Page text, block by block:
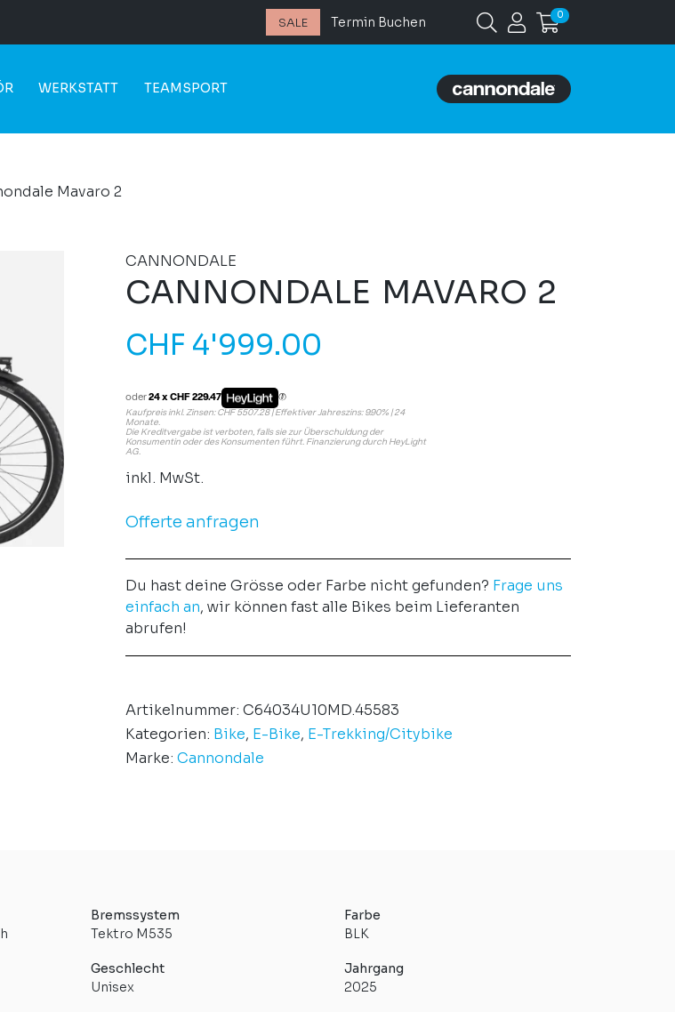
SALE Termin Buchen 0
WERKSTATT TEAMSPORT
Mavaro 2
CANNONDALE
CANNONDALE MAVARO 2
CHF 4'999.00
oder24 x CHF 229.47
Kaufpreis inkl. Zinsen: CHF 5507.28 | Effektiver Jahreszins: 9.90% | 24
Monate.
Die Kreditvergabe ist verboten, falls sie zur Überschuldung der
Konsumentin oder des Konsumenten führt. Finanzierung durch HeyLight
AG.
inkl. MwSt.
Offerte anfragen
Du hast deine Grösse oder Farbe nicht gefunden? Frage uns
einfach an, wir können fast alle Bikes beim Lieferanten
abrufen!
Artikelnummer: C64034U10MD.45583
Kategorien: Bike, E-Bike, E-Trekking/Citybike
Marke: Cannondale
Bremssystem
Tektro M535
Farbe
BLK
Geschlecht
Unisex
Jahrgang
2025